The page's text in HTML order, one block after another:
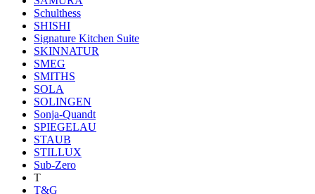
Schulthess
SHISHI
Signature Kitchen Suite
SKINNATUR
SMEG
SMITHS
SOLA
SOLINGEN
Sonja-Quandt
SPIEGELAU
STAUB
STILLUX
Sub-Zero
T
T&G